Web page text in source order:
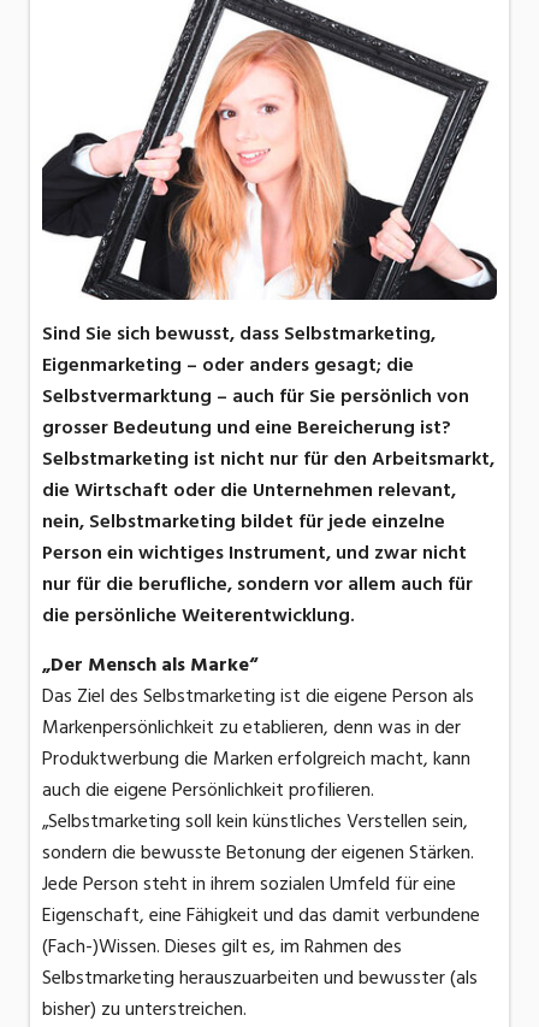
Sind Sie sich bewusst, dass Selbstmarketing,
Eigenmarketing – oder anders gesagt; die
Selbstvermarktung – auch für Sie persönlich von
grosser Bedeutung und eine Bereicherung ist?
Selbstmarketing ist nicht nur für den Arbeitsmarkt,
die Wirtschaft oder die Unternehmen relevant,
nein, Selbstmarketing bildet für jede einzelne
Person ein wichtiges Instrument, und zwar nicht
nur für die berufliche, sondern vor allem auch für
die persönliche Weiterentwicklung.
„Der Mensch als Marke“
Das Ziel des Selbstmarketing ist die eigene Person als
Markenpersönlichkeit zu etablieren, denn was in der
Produktwerbung die Marken erfolgreich macht, kann
auch die eigene Persönlichkeit profilieren.
„Selbstmarketing soll kein künstliches Verstellen sein,
sondern die bewusste Betonung der eigenen Stärken.
Jede Person steht in ihrem sozialen Umfeld für eine
Eigenschaft, eine Fähigkeit und das damit verbundene
(Fach-)Wissen. Dieses gilt es, im Rahmen des
Selbstmarketing herauszuarbeiten und bewusster (als
bisher) zu unterstreichen.